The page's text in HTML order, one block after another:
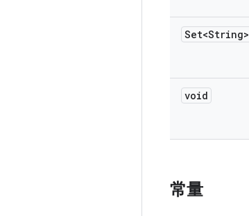
Set<String>
void
常量